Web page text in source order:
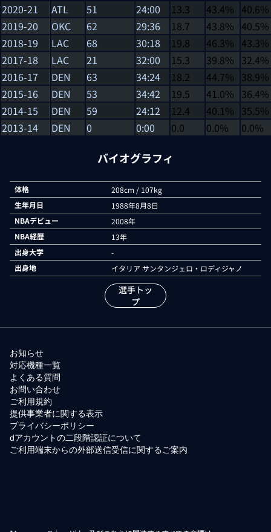
2020-21
ATL 51 24:00 13.3 43.4% 40.6%
2019-20
OKC 62 29:36 18.7 43.8% 40.5%
2018-19
LAC 68 30:18 19.8 46.3% 43.3%
2017-18
LAC 21 32:00 15.3 39.8% 32.4%
2016-17
DEN 63 34:24 18.2 44.7% 38.9%
2015-16
DEN 53 34:42 19.5 41.0% 36.4%
2014-15
DEN 59 24:12 12.4 40.1% 35.5%
2013-14
DEN 0 0:00 0.0 0.0% 0.0%
バイオグラフィ
体格
208cm / 107kg
生年月日
1988年8月8日
NBAデビュー
2008年
NBA経歴
13年
出身大学
-
出身地
イタリア サンタンジェロ・ロディジャノ
選手トッ
プ
お知らせ
対応機種一覧
よくある質問
お問い合わせ
ご利用規約
提供事業者に関する表示
プライバシーポリシー
dアカウントの二段階認証について
ご利用端末からの外部送信受信に関するご案内